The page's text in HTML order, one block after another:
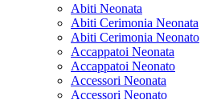
Abiti Neonata
Abiti Cerimonia Neonata
Abiti Cerimonia Neonato
Accappatoi Neonata
Accappatoi Neonato
Accessori Neonata
Accessori Neonato